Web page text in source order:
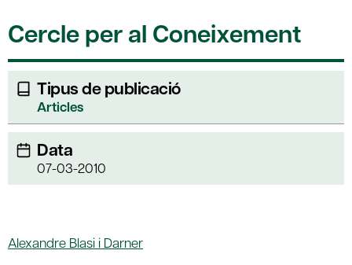
Cercle per al Coneixement
Tipus de publicació
Articles
Data
07-03-2010
Alexandre Blasi i Darner